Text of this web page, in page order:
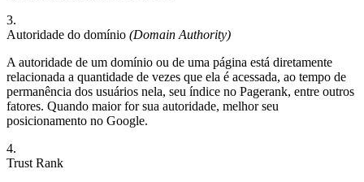
3.
Autoridade do domínio (Domain Authority)
A autoridade de um domínio ou de uma página está diretamente
relacionada a quantidade de vezes que ela é acessada, ao tempo de
permanência dos usuários nela, seu índice no Pagerank, entre outros
fatores. Quando maior for sua autoridade, melhor seu
posicionamento no Google.
4.
Trust Rank